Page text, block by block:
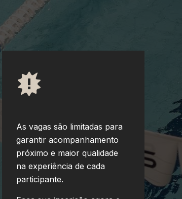
As vagas são limitadas para
garantir acompanhamento
próximo e maior qualidade
na experiência de cada
participante.